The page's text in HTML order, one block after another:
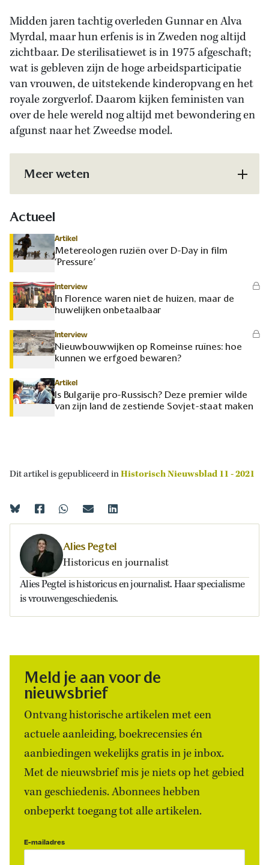
Midden jaren tachtig overleden Gunnar en Alva
Myrdal, maar hun erfenis is in Zweden nog altijd
zichtbaar. De sterilisatiewet is in 1975 afgeschaft;
wat is gebleven zijn de hoge arbeidsparticipatie
van vrouwen, de uitstekende kinderopvang en het
royale zorgverlof. Daarom kijken feministen van
over de hele wereld nog altijd met bewondering en
afgunst naar het Zweedse model.
Meer weten
Actueel
Artikel
Metereologen ruziën over D-Day in film
‘Pressure’
Interview
In Florence waren niet de huizen, maar de
huwelijken onbetaalbaar
Interview
Nieuwbouwwijken op Romeinse ruïnes: hoe
kunnen we erfgoed bewaren?
Artikel
Is Bulgarije pro-Russisch? Deze premier wilde
van zijn land de zestiende Sovjet-staat maken
Dit artikel is gepubliceerd inHistorisch Nieuwsblad 11 - 2021
Alies Pegtel
Historicus en journalist
Alies Pegtel is historicus en journalist. Haar specialisme
is vrouwengeschiedenis.
Meld je aan voor de
nieuwsbrief
Ontvang historische artikelen met een
actuele aanleiding, boekrecensies én
aanbiedingen wekelijks gratis in je inbox.
Met de nieuwsbrief mis je niets op het gebied
van geschiedenis. Abonnees hebben
onbeperkt toegang tot alle artikelen.
E-mailadres